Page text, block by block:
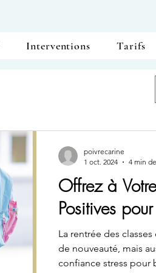
Interventions Tarifs
Offrez à
Positives
La rentrée des classes est souvent synonyme d’excitation,
de nouveauté, mais
confiance stress pour beaucoup d’enfants. En tant que
poivrecarine
1 oct. 2024
4 min